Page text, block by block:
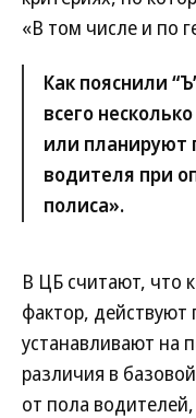
«В том числе и по
Как пояснили
всего
или планируют
водителя при
полиса».
В ЦБ считают, что
фактор, действуют
устанавливают на
различия в
от пола